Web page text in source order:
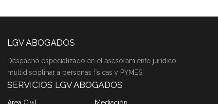
LGV ABOGADOS
Despacho especializado en el asesoramiento jurídico
multidisciplinar a personas físicas y PYMES.
SERVICIOS LGV ABOGADOS